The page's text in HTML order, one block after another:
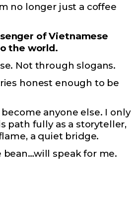
no longer just a coffee
of Vietnamese
the world.
Not through slogans.
honest enough to be
anyone else. I only
path fully as a storyteller,
a quiet bridge.
bean…will speak for me.